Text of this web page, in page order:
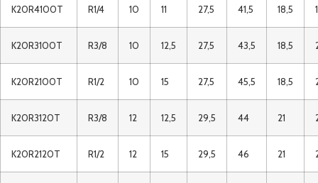
K20R4100T R1/4 10 11 27,5 41,5 18,5
K20R3100T R3/8 10 12,5 27,5 43,5 18,5
K20R2100T R1/2 10 15 27,5 45,5 18,5
K20R3120T R3/8 12 12,5 29,5 44 21
K20R2120T R1/2 12 15 29,5 46 21